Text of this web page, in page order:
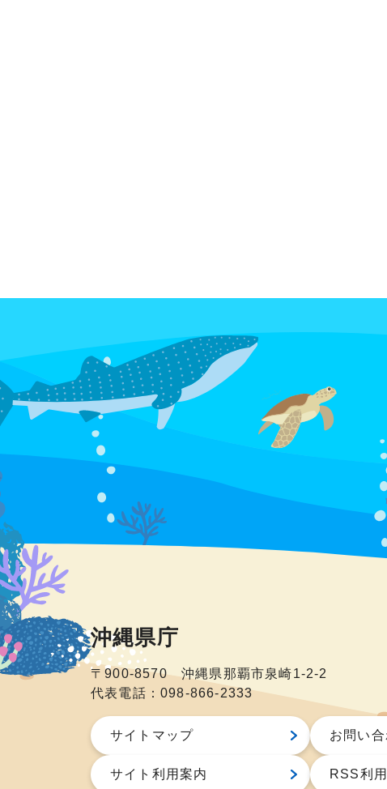
沖縄県庁
〒900-8570 沖縄県那覇市泉崎1-2-2
代表電話：098-866-2333
サイトマップ お問い
サイト利用案内 RSS利